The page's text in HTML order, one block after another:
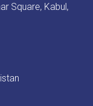
Square, Kabul,